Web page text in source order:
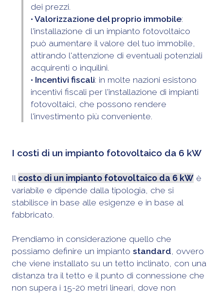
dei prezzi.
• Valorizzazione del proprio immobile:
l'installazione di un impianto fotovoltaico
può aumentare il valore del tuo immobile,
attirando l'attenzione di eventuali potenziali
acquirenti o inquilini.
• Incentivi fiscali: in molte nazioni esistono
incentivi fiscali per l'installazione di impianti
fotovoltaici, che possono rendere
l'investimento più conveniente.
I costi di un impianto fotovoltaico da 6 kW
Il costo di un impianto fotovoltaico da 6 kW è
variabile e dipende dalla tipologia, che si
stabilisce in base alle esigenze e in base al
fabbricato.
Prendiamo in considerazione quello che
possiamo definire un impianto standard, ovvero
che viene installato su un tetto inclinato, con una
distanza tra il tetto e il punto di connessione che
non supera i 15-20 metri lineari, dove non